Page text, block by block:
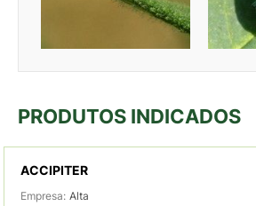
PRODUTOS INDICADOS
ACCIPITER
Empresa: Alta